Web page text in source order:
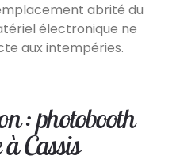
abrité du
électronique ne
aux intempéries.
: photobooth
Cassis